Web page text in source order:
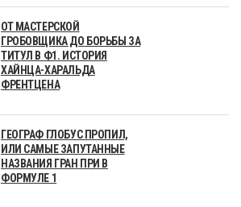
ОТ МАСТЕРСКОЙ
ГРОБОВЩИКА ДО БОРЬБЫ ЗА
ТИТУЛ В Ф1. ИСТОРИЯ
ХАЙНЦА-ХАРАЛЬДА
ФРЕНТЦЕНА
ГЕОГРАФ ГЛОБУС ПРОПИЛ,
ИЛИ САМЫЕ ЗАПУТАННЫЕ
НАЗВАНИЯ ГРАН ПРИ В
ФОРМУЛЕ 1